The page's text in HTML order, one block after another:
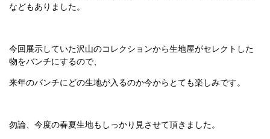
などもありました。
今回展示していた沢山のコレクションから生地屋がセレクトした
物をバンチにするので、
来年のバンチにどの生地が入るのか今からとても楽しみです。
勿論、今度の春夏生地もしっかり見させて頂きました。